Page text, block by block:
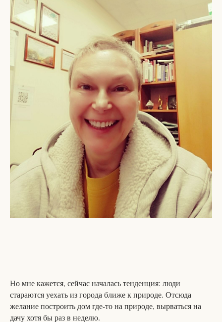
Но мне кажется, сейчас началась тенденция: люди
стараются уехать из города ближе к природе. Отсюда
желание построить дом где-то на природе, вырваться на
дачу хотя бы раз в неделю.